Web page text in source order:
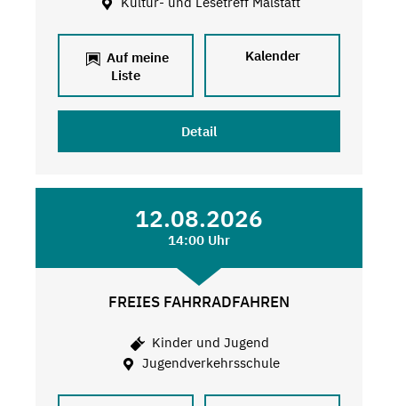
Auf meine
Liste
Kalender
Detail
12.08.2026
14:00 Uhr
FREIES FAHRRADFAHREN
Kinder und Jugend
Jugendverkehrsschule